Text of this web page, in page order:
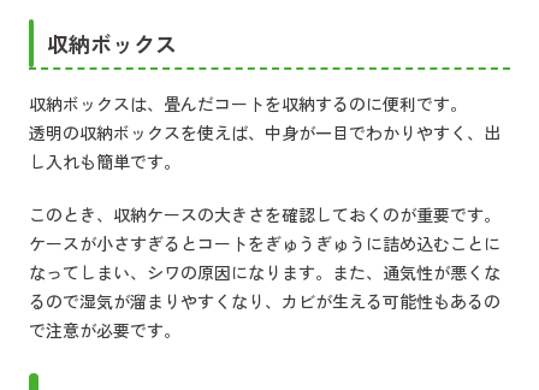
収納ボックス
収納ボックスは、畳んだコートを収納するのに便利です。
透明の収納ボックスを使えば、中身が一目でわかりやすく、出
し入れも簡単です。
このとき、収納ケースの大きさを確認しておくのが重要です。
ケースが小さすぎるとコートをぎゅうぎゅうに詰め込むことに
なってしまい、シワの原因になります。また、通気性が悪くな
るので湿気が溜まりやすくなり、カビが生える可能性もあるの
で注意が必要です。